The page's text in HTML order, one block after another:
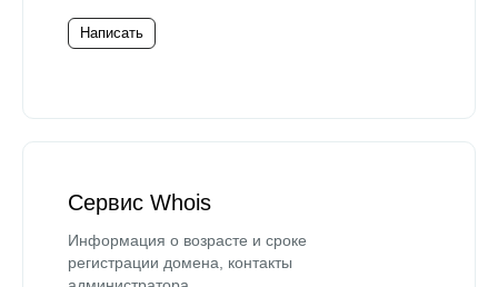
Написать
Сервис Whois
Информация о возрасте и сроке
регистрации домена, контакты